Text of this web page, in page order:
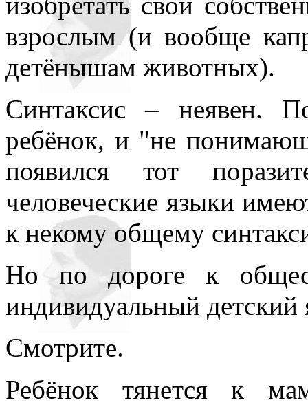
взрослым (и вообще
детёнышам животных).
Синтаксис – неявен.
ребёнок, и "не
появился тот
человеческие языки
к некому общему
Но по дороге к
индивидуальный детский
Смотрите.
Ребёнок тянется к